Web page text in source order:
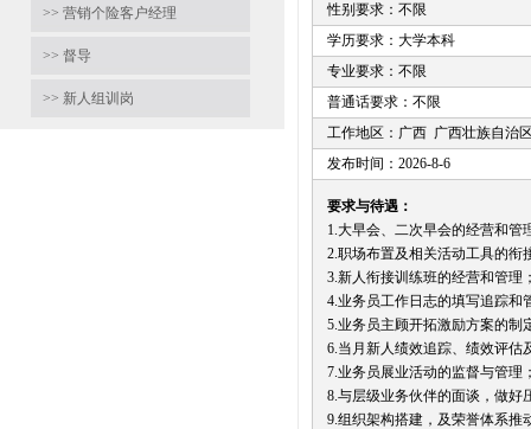
>> 营销个险客户经理
>> 督导
>> 新人组训岗
性别要求：不限
学历要求：大学本科
专业要求：不限
普通话要求：不限
工作地区：广西 广西壮族自治
发布时间：2026-8-6
要求与待遇：
1.大早会、二次早会的经营和管
2.职场布置及相关活动工具的衔
3.新人衔接训练班的经营和管理
4.业务员工作日志的填写追踪和
5.业务员主顾开拓激励方案的制
6.当月新人绩效追踪、绩效评估
7.业务员展业活动的监督与管理
8.与层级业务伙伴的面谈，做好
9.组织架构搭建，及荣誉体系推